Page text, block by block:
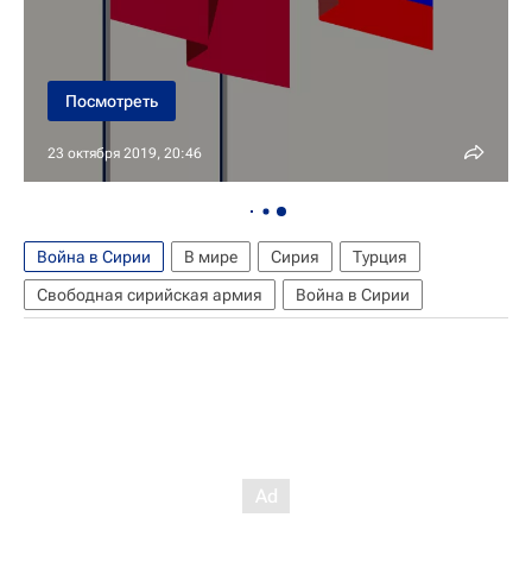
23 октября 2019, 20:46
Посмотреть
Война в Сирии В мире Сирия
Турция
Свободная сирийская армия
Война в Сирии